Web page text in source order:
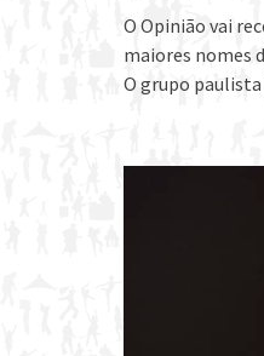
O Opinião vai
maiores nomes
O grupo paulista